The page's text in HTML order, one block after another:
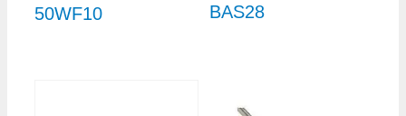
50WF10 BAS28